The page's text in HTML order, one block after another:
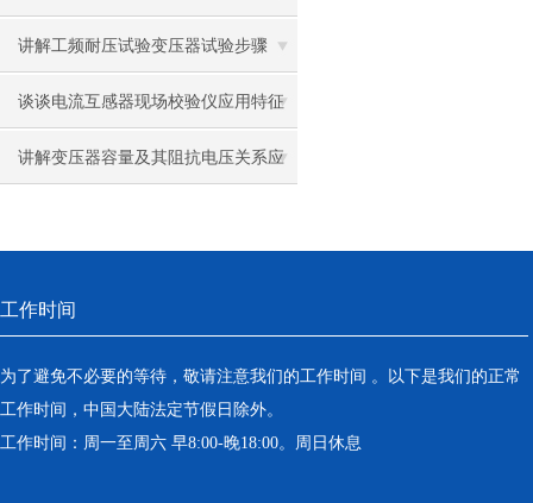
应用
讲解工频耐压试验变压器试验步骤
谈谈电流互感器现场校验仪应用特征
讲解变压器容量及其阻抗电压关系应
工作时间
为了避免不必要的等待，敬请注意我们的工作时间 。以下是我们的正常
工作时间，中国大陆法定节假日除外。
工作时间：周一至周六 早8:00-晚18:00。周日休息